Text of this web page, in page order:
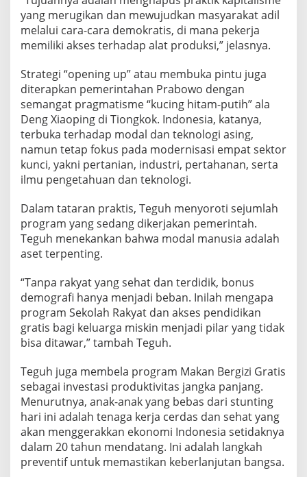
yang merugikan dan mewujudkan masyarakat adil
melalui cara-cara demokratis, di mana pekerja
memiliki akses terhadap alat produksi,” jelasnya.
Strategi “opening up” atau membuka pintu juga
diterapkan pemerintahan Prabowo dengan
semangat pragmatisme “kucing hitam-putih” ala
Deng Xiaoping di Tiongkok. Indonesia, katanya,
terbuka terhadap modal dan teknologi asing,
namun tetap fokus pada modernisasi empat sektor
kunci, yakni pertanian, industri, pertahanan, serta
ilmu pengetahuan dan teknologi.
Dalam tataran praktis, Teguh menyoroti sejumlah
program yang sedang dikerjakan pemerintah.
Teguh menekankan bahwa modal manusia adalah
aset terpenting.
“Tanpa rakyat yang sehat dan terdidik, bonus
demografi hanya menjadi beban. Inilah mengapa
program Sekolah Rakyat dan akses pendidikan
gratis bagi keluarga miskin menjadi pilar yang tidak
bisa ditawar,” tambah Teguh.
Teguh juga membela program Makan Bergizi Gratis
sebagai investasi produktivitas jangka panjang.
Menurutnya, anak-anak yang bebas dari stunting
hari ini adalah tenaga kerja cerdas dan sehat yang
akan menggerakkan ekonomi Indonesia setidaknya
dalam 20 tahun mendatang. Ini adalah langkah
preventif untuk memastikan keberlanjutan bangsa.